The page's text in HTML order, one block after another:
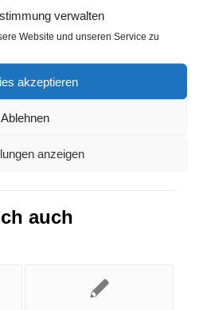
verwalten
Website und unseren Service zu
akzeptieren
Ablehnen
anzeigen
auch